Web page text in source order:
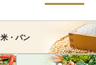
米・パン